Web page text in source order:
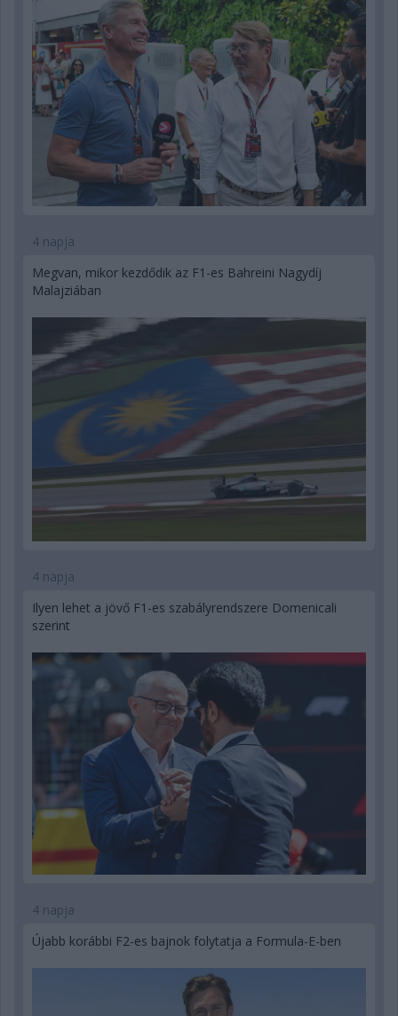
4 napja
Megvan, mikor kezdődik az F1-es Bahreini Nagydíj
Malajziában
4 napja
Ilyen lehet a jövő F1-es szabályrendszere Domenicali
szerint
4 napja
Újabb korábbi F2-es bajnok folytatja a Formula-E-ben